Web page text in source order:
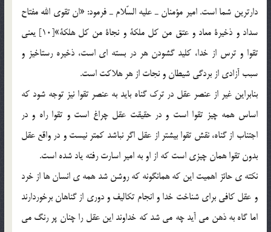
دارترين شما است. امير مؤمنان ـ عليه السّلام ـ فرمود: «ان تقوي الله مفتاح
سداد و ذخيرة معاد و عتق من كل ملكة و نجاة من كل هلكة»[10] يعني
تقوا و ترس از خدا، كليد گشودن هر در بسته اي است، ذخيره رستاخيز و
سبب آزادي از بردگي شيطان و نجات از هر هلاكت است.
بنابراين غير از عنصر عقل در ترک گناه بايد به عنصر تقوا نيز توجه شود كه
اساس همه چيز تقوا است و در حقيقت عقل چراغ است و تقوا راه و در
اجتناب از گناه، نقش تقوا بيشتر از عقل اگر نباشد كمتر نيست و در واقع عقل
بدون تقوا همان چيزي است كه از او به امير اسارت رفته ياد شده است.
نکته ي حائز اهميت اين که همانگونه که روشن شد همه ي انسان ها از خرد
و عقل کافي براي شناخت خدا و انجام تکاليف و دوري از گناهان برخوردارند
اما گاه به ذهن مي آيد چه مي شد که خداوند اين عقل را چنان پر رنگ مي